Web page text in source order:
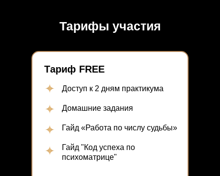
Доступ к 2 дням практикума
Домашние задания
Гайд «Работа по числу судьбы»
Гайд "Код успеха по
психоматрице"
Тариф FREE
Тарифы участия